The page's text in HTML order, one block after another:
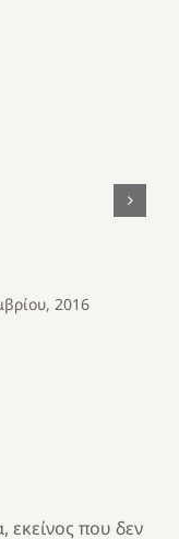
2016
εκείνος που δεν